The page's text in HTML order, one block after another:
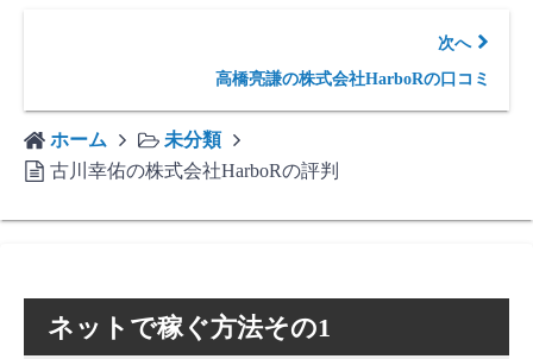
次へ
高橋亮謙の株式会社HarboRの口コミ
ホーム
未分類
古川幸佑の株式会社HarboRの評判
ネットで稼ぐ方法その1